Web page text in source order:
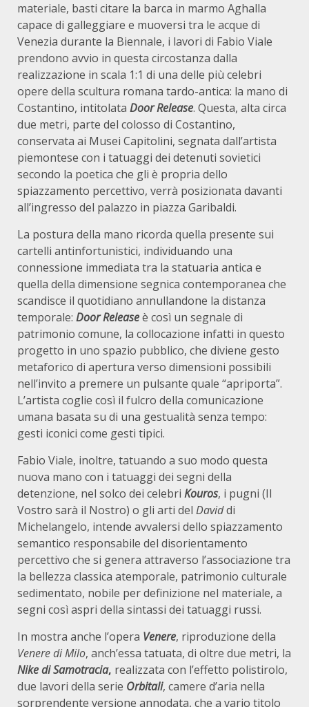
materiale, basti citare la barca in marmo Aghalla
capace di galleggiare e muoversi tra le acque di
Venezia durante la Biennale, i lavori di Fabio Viale
prendono avvio in questa circostanza dalla
realizzazione in scala 1:1 di una delle più celebri
opere della scultura romana tardo-antica: la mano di
Costantino, intitolata Door Release. Questa, alta circa
due metri, parte del colosso di Costantino,
conservata ai Musei Capitolini, segnata dall’artista
piemontese con i tatuaggi dei detenuti sovietici
secondo la poetica che gli è propria dello
spiazzamento percettivo, verrà posizionata davanti
all’ingresso del palazzo in piazza Garibaldi.
La postura della mano ricorda quella presente sui
cartelli antinfortunistici, individuando una
connessione immediata tra la statuaria antica e
quella della dimensione segnica contemporanea che
scandisce il quotidiano annullandone la distanza
temporale: Door Releaseè così un segnale di
patrimonio comune, la collocazione infatti in questo
progetto in uno spazio pubblico, che diviene gesto
metaforico di apertura verso dimensioni possibili
nell’invito a premere un pulsante quale “apriporta”.
L’artista coglie così il fulcro della comunicazione
umana basata su di una gestualità senza tempo:
gesti iconici come gesti tipici.
Fabio Viale, inoltre, tatuando a suo modo questa
nuova mano con i tatuaggi dei segni della
detenzione, nel solco dei celebri Kouros, i pugni (Il
Vostro sarà il Nostro) o gli arti del Daviddi
Michelangelo, intende avvalersi dello spiazzamento
semantico responsabile del disorientamento
percettivo che si genera attraverso l’associazione tra
la bellezza classica atemporale, patrimonio culturale
sedimentato, nobile per definizione nel materiale, a
segni così aspri della sintassi dei tatuaggi russi.
In mostra anche l’opera Venere, riproduzione della
Venere di Milo, anch’essa tatuata, di oltre due metri, la
Nike di Samotracia, realizzata con l’effetto polistirolo,
due lavori della serie Orbitali, camere d’aria nella
sorprendente versione annodata, che a vario titolo